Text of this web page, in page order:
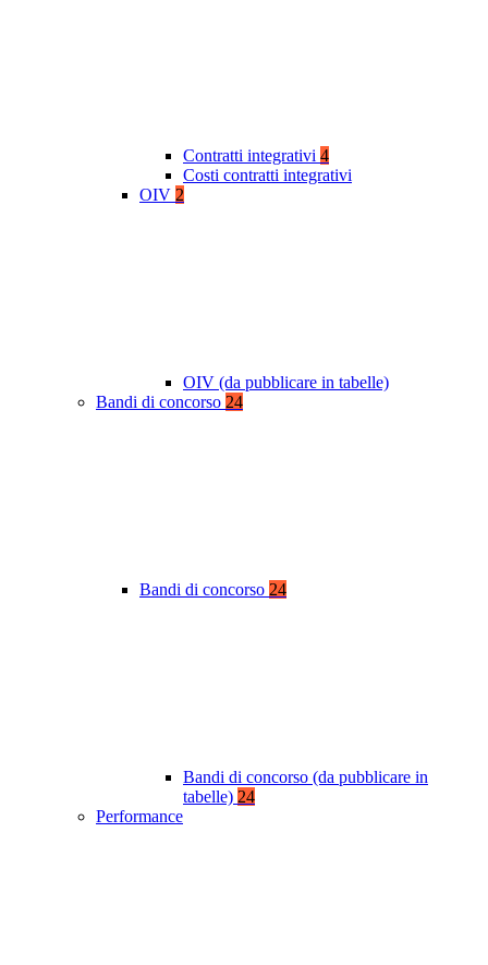
Contratti integrativi 4
Costi contratti integrativi
OIV 2
OIV (da pubblicare in tabelle)
Bandi di concorso 24
Bandi di concorso 24
Bandi di concorso (da pubblicare in
tabelle) 24
Performance